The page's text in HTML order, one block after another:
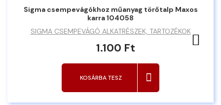
Sigma csempevágókhoz műanyag törőtalp Maxos
karra 104058
SIGMA CSEMPEVÁGÓ ALKATRÉSZEK, TARTOZÉKOK
1.100 Ft
KOSÁRBA TESZ